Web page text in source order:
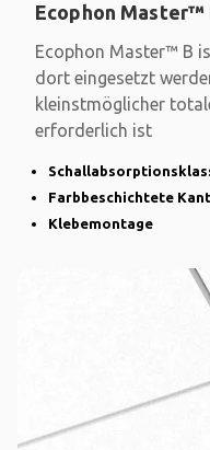
Ecophon Master™
Ecophon Master™ B
dort eingesetzt
kleinstmöglicher
erforderlich ist
Farbbeschichtete
Klebemontage